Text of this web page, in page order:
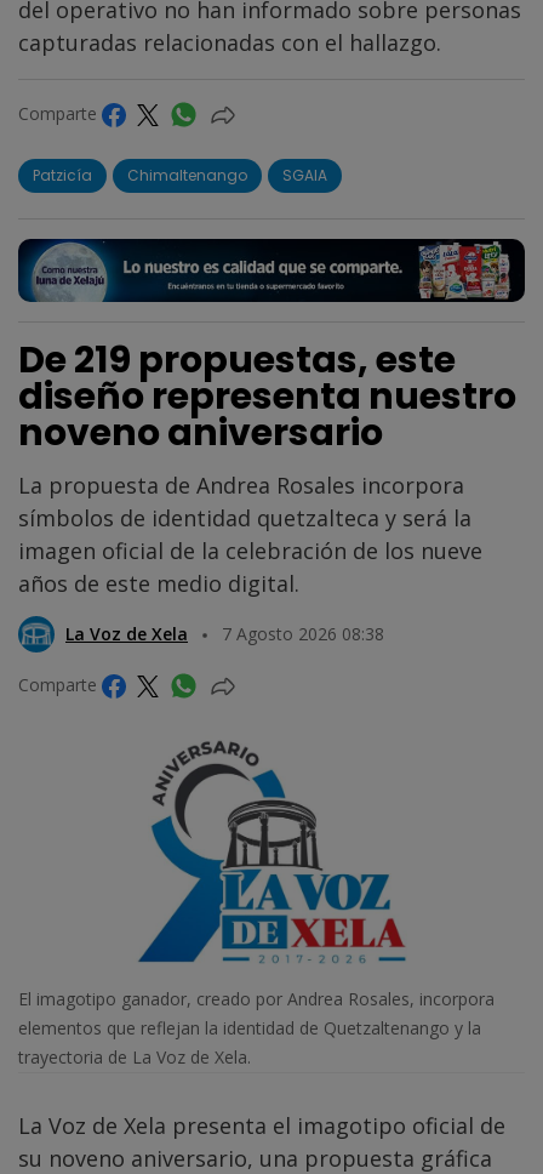
del operativo no han informado sobre personas
capturadas relacionadas con el hallazgo.
Comparte
Patzicía Chimaltenango SGAIA
De 219 propuestas, este
diseño representa nuestro
noveno aniversario
La propuesta de Andrea Rosales incorpora
símbolos de identidad quetzalteca y será la
imagen oficial de la celebración de los nueve
años de este medio digital.
La Voz de Xela 7 Agosto 2026 08:38
Comparte
El imagotipo ganador, creado por Andrea Rosales, incorpora
elementos que reflejan la identidad de Quetzaltenango y la
trayectoria de La Voz de Xela.
La Voz de Xela presenta el imagotipo oficial de
su noveno aniversario, una propuesta gráfica